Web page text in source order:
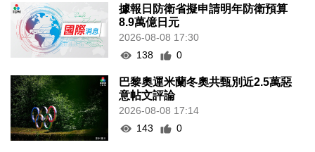
據報日防衛省擬申請明年防衛預算
8.9萬億日元
2026-08-08 17:30
138
0
巴黎奧運米蘭冬奧共甄別近2.5萬惡
意帖文評論
2026-08-08 17:14
143
0